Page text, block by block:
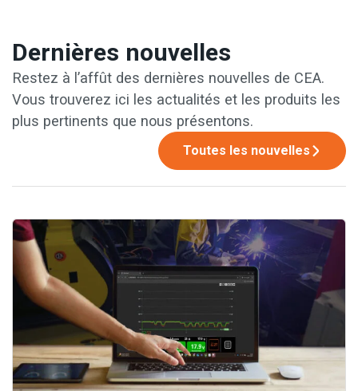
Dernières nouvelles
Restez à l’affût des dernières nouvelles de CEA.
Vous trouverez ici les actualités et les produits les
plus pertinents que nous présentons.
Toutes les nouvelles